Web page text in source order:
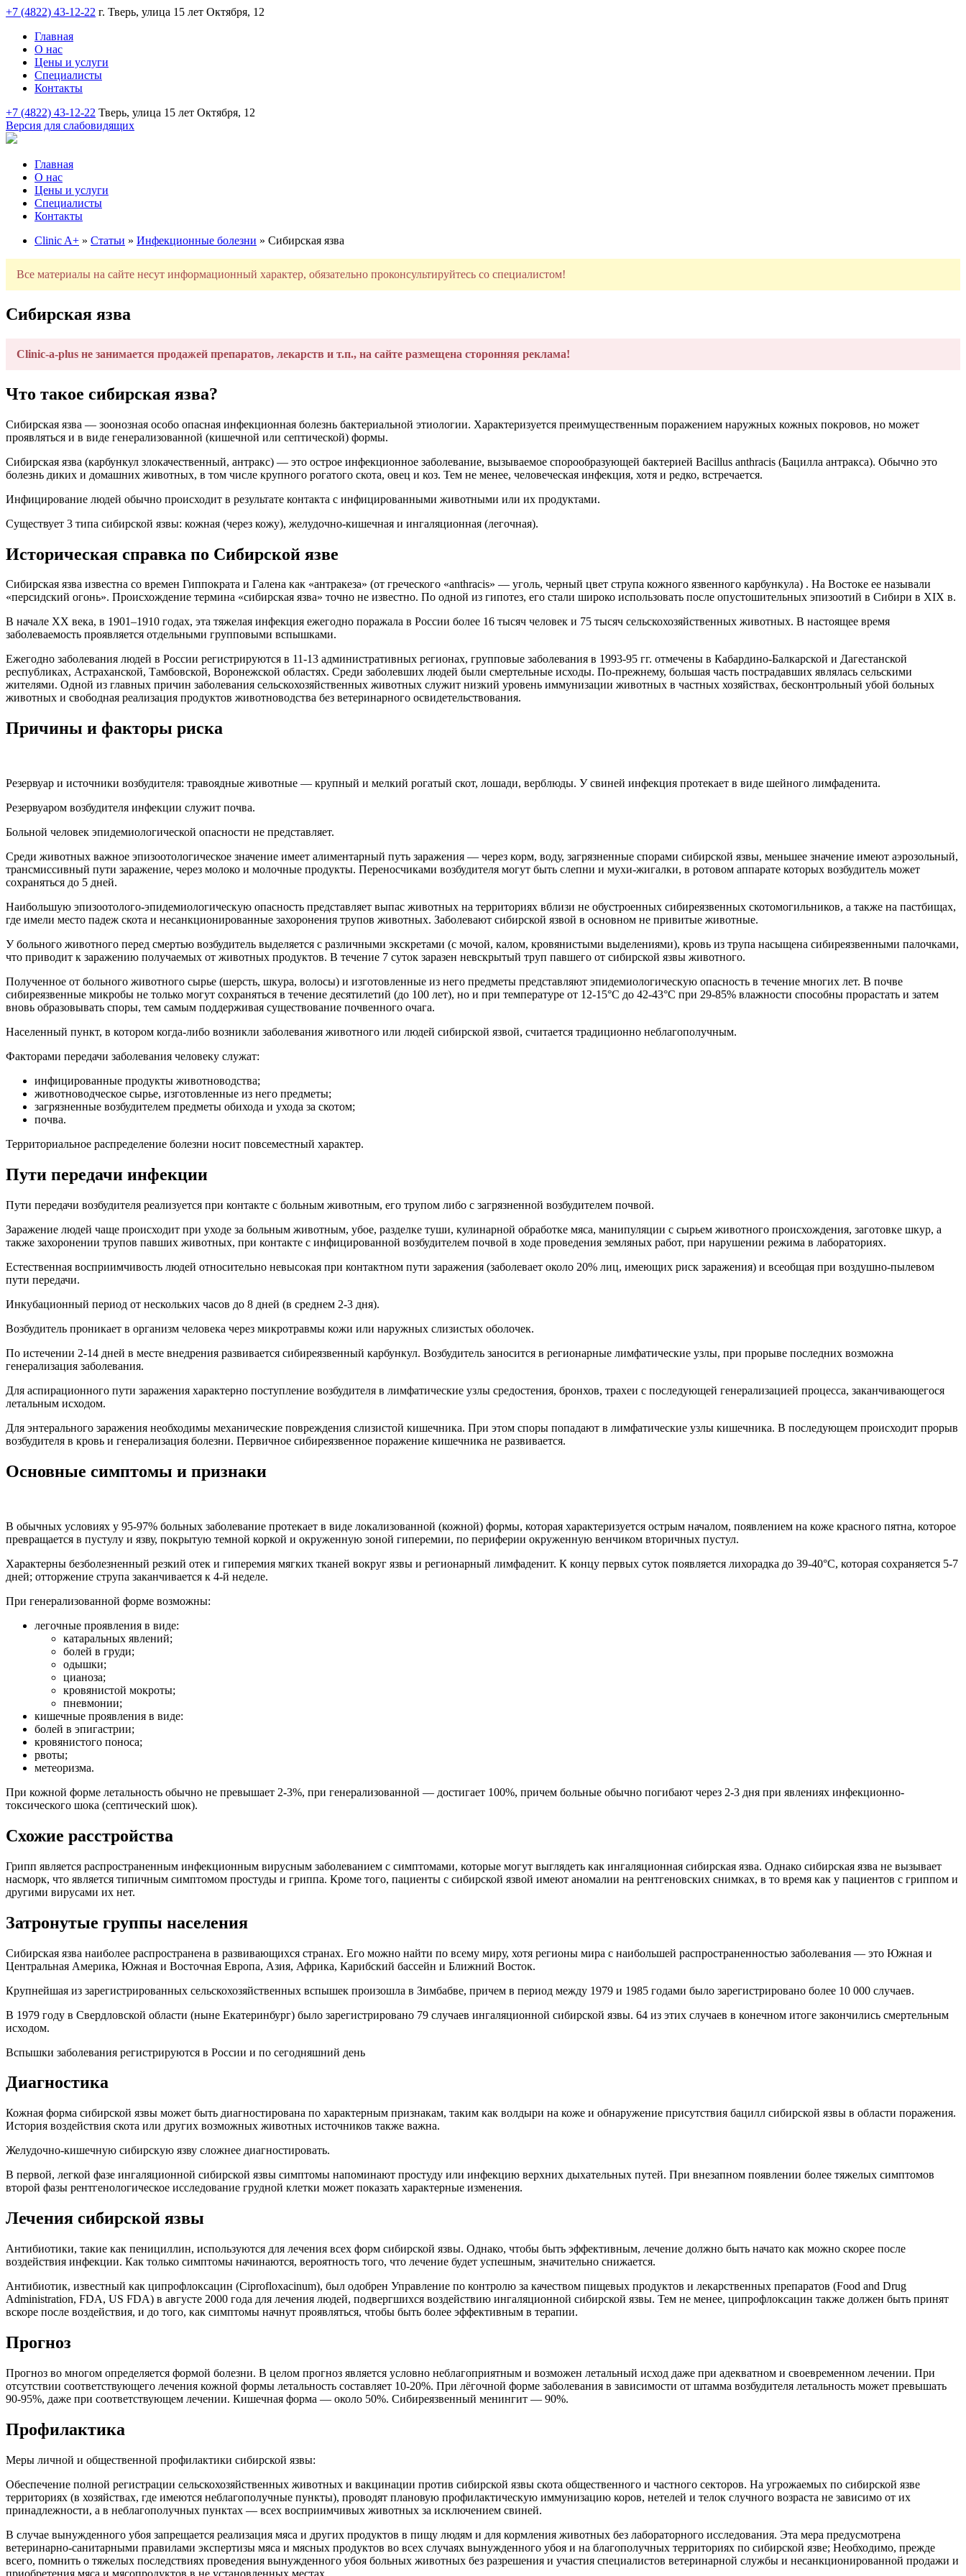
+7 (4822) 43-12-22 г. Тверь, улица 15 лет Октября, 12
Главная
О нас
Цены и услуги
Специалисты
Контакты
+7 (4822) 43-12-22 Тверь, улица 15 лет Октября, 12
Версия для слабовидящих
Главная
О нас
Цены и услуги
Специалисты
Контакты
Clinic A+ » Статьи » Инфекционные болезни » Сибирская язва
Все материалы на сайте несут информационный характер, обязательно проконсультируйтесь со специалистом!
Сибирская язва
Clinic-a-plus не занимается продажей препаратов, лекарств и т.п., на сайте размещена сторонняя реклама!
Что такое сибирская язва?
Сибирская язва — зоонозная особо опасная инфекционная болезнь бактериальной этиологии. Характеризуется преимущественным поражением наружных кожных покровов, но может
проявляться и в виде генерализованной (кишечной или септической) формы.
Сибирская язва (карбункул злокачественный, антракс) — это острое инфекционное заболевание, вызываемое спорообразующей бактерией Bacillus anthracis (Бацилла антракса). Обычно это
болезнь диких и домашних животных, в том числе крупного рогатого скота, овец и коз. Тем не менее, человеческая инфекция, хотя и редко, встречается.
Инфицирование людей обычно происходит в результате контакта с инфицированными животными или их продуктами.
Существует 3 типа сибирской язвы: кожная (через кожу), желудочно-кишечная и ингаляционная (легочная).
Историческая справка по Сибирской язве
Сибирская язва известна со времен Гиппократа и Галена как «антракеза» (от греческого «anthracis» — уголь, черный цвет струпа кожного язвенного карбункула) . На Востоке ее называли
«персидский огонь». Происхождение термина «сибирская язва» точно не известно. По одной из гипотез, его стали широко использовать после опустошительных эпизоотий в Сибири в XIX в.
В начале XX века, в 1901–1910 годах, эта тяжелая инфекция ежегодно поражала в России более 16 тысяч человек и 75 тысяч сельскохозяйственных животных. В настоящее время
заболеваемость проявляется отдельными групповыми вспышками.
Ежегодно заболевания людей в России регистрируются в 11-13 административных регионах, групповые заболевания в 1993-95 гг. отмечены в Кабардино-Балкарской и Дагестанской
республиках, Астраханской, Тамбовской, Воронежской областях. Среди заболевших людей были смертельные исходы. По-прежнему, большая часть пострадавших являлась сельскими
жителями. Одной из главных причин заболевания сельскохозяйственных животных служит низкий уровень иммунизации животных в частных хозяйствах, бесконтрольный убой больных
животных и свободная реализация продуктов животноводства без ветеринарного освидетельствования.
Причины и факторы риска
Резервуар и источники возбудителя: травоядные животные — крупный и мелкий рогатый скот, лошади, верблюды. У свиней инфекция протекает в виде шейного лимфаденита.
Резервуаром возбудителя инфекции служит почва.
Больной человек эпидемиологической опасности не представляет.
Среди животных важное эпизоотологическое значение имеет алиментарный путь заражения — через корм, воду, загрязненные спорами сибирской язвы, меньшее значение имеют аэрозольный,
трансмиссивный пути заражение, через молоко и молочные продукты. Переносчиками возбудителя могут быть слепни и мухи-жигалки, в ротовом аппарате которых возбудитель может
сохраняться до 5 дней.
Наибольшую эпизоотолого-эпидемиологическую опасность представляет выпас животных на территориях вблизи не обустроенных сибиреязвенных скотомогильников, а также на пастбищах,
где имели место падеж скота и несанкционированные захоронения трупов животных. Заболевают сибирской язвой в основном не привитые животные.
У больного животного перед смертью возбудитель выделяется с различными экскретами (с мочой, калом, кровянистыми выделениями), кровь из трупа насыщена сибиреязвенными палочками,
что приводит к заражению получаемых от животных продуктов. В течение 7 суток заразен невскрытый труп павшего от сибирской язвы животного.
Полученное от больного животного сырье (шерсть, шкура, волосы) и изготовленные из него предметы представляют эпидемиологическую опасность в течение многих лет. В почве
сибиреязвенные микробы не только могут сохраняться в течение десятилетий (до 100 лет), но и при температуре от 12-15°С до 42-43°С при 29-85% влажности способны прорастать и затем
вновь образовывать споры, тем самым поддерживая существование почвенного очага.
Населенный пункт, в котором когда-либо возникли заболевания животного или людей сибирской язвой, считается традиционно неблагополучным.
Факторами передачи заболевания человеку служат:
инфицированные продукты животноводства;
животноводческое сырье, изготовленные из него предметы;
загрязненные возбудителем предметы обихода и ухода за скотом;
почва.
Территориальное распределение болезни носит повсеместный характер.
Пути передачи инфекции
Пути передачи возбудителя реализуется при контакте с больным животным, его трупом либо с загрязненной возбудителем почвой.
Заражение людей чаще происходит при уходе за больным животным, убое, разделке туши, кулинарной обработке мяса, манипуляции с сырьем животного происхождения, заготовке шкур, а
также захоронении трупов павших животных, при контакте с инфицированной возбудителем почвой в ходе проведения земляных работ, при нарушении режима в лабораториях.
Естественная восприимчивость людей относительно невысокая при контактном пути заражения (заболевает около 20% лиц, имеющих риск заражения) и всеобщая при воздушно-пылевом
пути передачи.
Инкубационный период от нескольких часов до 8 дней (в среднем 2-3 дня).
Возбудитель проникает в организм человека через микротравмы кожи или наружных слизистых оболочек.
По истечении 2-14 дней в месте внедрения развивается сибиреязвенный карбункул. Возбудитель заносится в регионарные лимфатические узлы, при прорыве последних возможна
генерализация заболевания.
Для аспирационного пути заражения характерно поступление возбудителя в лимфатические узлы средостения, бронхов, трахеи с последующей генерализацией процесса, заканчивающегося
летальным исходом.
Для энтерального заражения необходимы механические повреждения слизистой кишечника. При этом споры попадают в лимфатические узлы кишечника. В последующем происходит прорыв
возбудителя в кровь и генерализация болезни. Первичное сибиреязвенное поражение кишечника не развивается.
Основные симптомы и признаки
В обычных условиях у 95-97% больных заболевание протекает в виде локализованной (кожной) формы, которая характеризуется острым началом, появлением на коже красного пятна, которое
превращается в пустулу и язву, покрытую темной коркой и окруженную зоной гиперемии, по периферии окруженную венчиком вторичных пустул.
Характерны безболезненный резкий отек и гиперемия мягких тканей вокруг язвы и регионарный лимфаденит. К концу первых суток появляется лихорадка до 39-40°С, которая сохраняется 5-7
дней; отторжение струпа заканчивается к 4-й неделе.
При генерализованной форме возможны:
легочные проявления в виде:
катаральных явлений;
болей в груди;
одышки;
цианоза;
кровянистой мокроты;
пневмонии;
кишечные проявления в виде:
болей в эпигастрии;
кровянистого поноса;
рвоты;
метеоризма.
При кожной форме летальность обычно не превышает 2-3%, при генерализованной — достигает 100%, причем больные обычно погибают через 2-3 дня при явлениях инфекционно-
токсического шока (септический шок).
Схожие расстройства
Грипп является распространенным инфекционным вирусным заболеванием с симптомами, которые могут выглядеть как ингаляционная сибирская язва. Однако сибирская язва не вызывает
насморк, что является типичным симптомом простуды и гриппа. Кроме того, пациенты с сибирской язвой имеют аномалии на рентгеновских снимках, в то время как у пациентов с гриппом и
другими вирусами их нет.
Затронутые группы населения
Сибирская язва наиболее распространена в развивающихся странах. Его можно найти по всему миру, хотя регионы мира с наибольшей распространенностью заболевания — это Южная и
Центральная Америка, Южная и Восточная Европа, Азия, Африка, Карибский бассейн и Ближний Восток.
Крупнейшая из зарегистрированных сельскохозяйственных вспышек произошла в Зимбабве, причем в период между 1979 и 1985 годами было зарегистрировано более 10 000 случаев.
В 1979 году в Свердловской области (ныне Екатеринбург) было зарегистрировано 79 случаев ингаляционной сибирской язвы. 64 из этих случаев в конечном итоге закончились смертельным
исходом.
Вспышки заболевания регистрируются в России и по сегодняшний день
Диагностика
Кожная форма сибирской язвы может быть диагностирована по характерным признакам, таким как волдыри на коже и обнаружение присутствия бацилл сибирской язвы в области поражения.
История воздействия скота или других возможных животных источников также важна.
Желудочно-кишечную сибирскую язву сложнее диагностировать.
В первой, легкой фазе ингаляционной сибирской язвы симптомы напоминают простуду или инфекцию верхних дыхательных путей. При внезапном появлении более тяжелых симптомов
второй фазы рентгенологическое исследование грудной клетки может показать характерные изменения.
Лечения сибирской язвы
Антибиотики, такие как пенициллин, используются для лечения всех форм сибирской язвы. Однако, чтобы быть эффективным, лечение должно быть начато как можно скорее после
воздействия инфекции. Как только симптомы начинаются, вероятность того, что лечение будет успешным, значительно снижается.
Антибиотик, известный как ципрофлоксацин (Ciprofloxacinum), был одобрен Управление по контролю за качеством пищевых продуктов и лекарственных препаратов (Food and Drug
Administration, FDA, US FDA) в августе 2000 года для лечения людей, подвергшихся воздействию ингаляционной сибирской язвы. Тем не менее, ципрофлоксацин также должен быть принят
вскоре после воздействия, и до того, как симптомы начнут проявляться, чтобы быть более эффективным в терапии.
Прогноз
Прогноз во многом определяется формой болезни. В целом прогноз является условно неблагоприятным и возможен летальный исход даже при адекватном и своевременном лечении. При
отсутствии соответствующего лечения кожной формы летальность составляет 10-20%. При лёгочной форме заболевания в зависимости от штамма возбудителя летальность может превышать
90-95%, даже при соответствующем лечении. Кишечная форма — около 50%. Сибиреязвенный менингит — 90%.
Профилактика
Меры личной и общественной профилактики сибирской язвы:
Обеспечение полной регистрации сельскохозяйственных животных и вакцинации против сибирской язвы скота общественного и частного секторов. На угрожаемых по сибирской язве
территориях (в хозяйствах, где имеются неблагополучные пункты), проводят плановую профилактическую иммунизацию коров, нетелей и телок случного возраста не зависимо от их
принадлежности, а в неблагополучных пунктах — всех восприимчивых животных за исключением свиней.
В случае вынужденного убоя запрещается реализация мяса и других продуктов в пищу людям и для кормления животных без лабораторного исследования. Эта мера предусмотрена
ветеринарно-санитарными правилами экспертизы мяса и мясных продуктов во всех случаях вынужденного убоя и на благополучных территориях по сибирской язве; Необходимо, прежде
всего, помнить о тяжелых последствиях проведения вынужденного убоя больных животных без разрешения и участия специалистов ветеринарной службы и несанкционированной продажи и
приобретения мяса и мясопродуктов в не установленных местах.